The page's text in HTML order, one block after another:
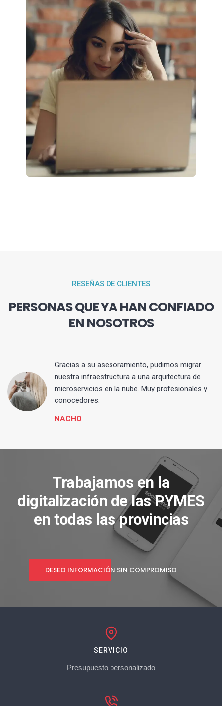
RESEÑAS DE CLIENTES
PERSONAS QUE YA HAN CONFIADO
EN NOSOTROS
Gracias a su asesoramiento, pudimos migrar
nuestra infraestructura a una arquitectura de
microservicios en la nube. Muy profesionales y
conocedores.
NACHO
Trabajamos en la
digitalización de las PYMES
en todas las provincias
DESEO INFORMACIÓN SIN COMPROMISO
SERVICIO
Presupuesto personalizado